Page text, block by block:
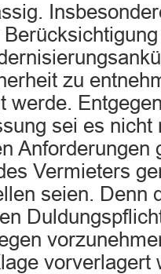
zu
werde.
sei es nicht
Anforderungen
Vermieters
seien. Denn
vorverlagert